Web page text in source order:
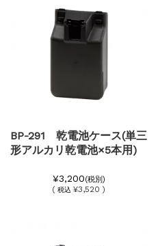
BP-291 乾電池ケース(単三
形アルカリ乾電池×5本用)
¥3,200(税別)
(税込 ¥3,520 )